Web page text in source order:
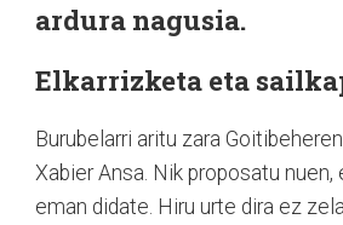
ardura nagusia.
Elkarrizketa eta
Burubelarri aritu zara
Xabier Ansa. Nik proposatu
eman didate. Hiru urte dira ez